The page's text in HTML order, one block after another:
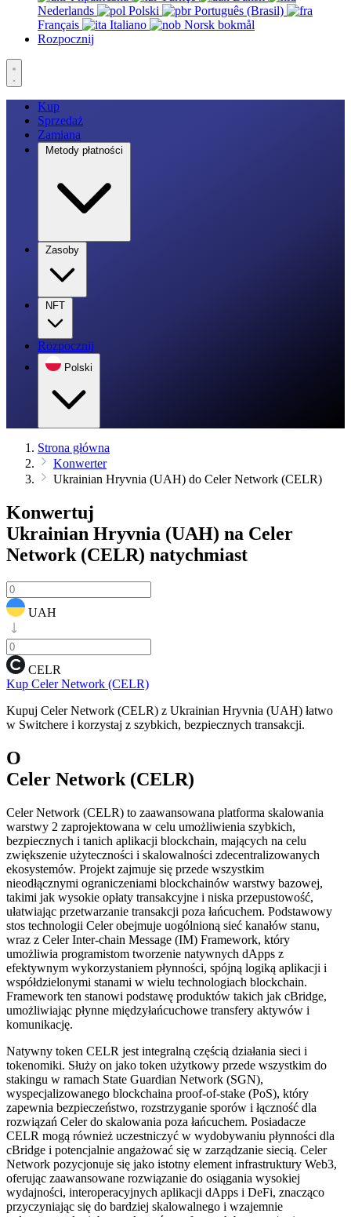
Nederlands
Polski
Português (Brasil)
Français
Italiano
Norsk bokmål
Rozpocznij
Kup
Sprzedaż
Zamiana
Metody płatności
Zasoby
NFT
Rozpocznij
Polski
Strona główna
Konwerter
Ukrainian Hryvnia (UAH) do Celer Network (CELR)
Konwertuj
Ukrainian Hryvnia (UAH) na Celer
Network (CELR) natychmiast
UAH
CELR
Kup Celer Network (CELR)
Kupuj Celer Network (CELR) z Ukrainian Hryvnia (UAH) łatwo
w Switchere i korzystaj z szybkich, bezpiecznych transakcji.
O
Celer Network (CELR)
Celer Network (CELR) to zaawansowana platforma skalowania
warstwy 2 zaprojektowana w celu umożliwienia szybkich,
bezpiecznych i tanich aplikacji blockchain, mających na celu
zwiększenie użyteczności i skalowalności zdecentralizowanych
ekosystemów. Projekt zajmuje się przede wszystkim
nieodłącznymi ograniczeniami blockchainów warstwy bazowej,
takimi jak wysokie opłaty transakcyjne i niska przepustowość,
ułatwiając przetwarzanie transakcji poza łańcuchem. Podstawowy
stos technologii Celer obejmuje uogólnioną sieć kanałów stanu,
wraz z Celer Inter-chain Message (IM) Framework, który
umożliwia programistom tworzenie natywnych dApps z
efektywnym wykorzystaniem płynności, spójną logiką aplikacji i
współdzielonymi stanami w wielu technologiach blockchain.
Framework ten stanowi podstawę produktów takich jak cBridge,
umożliwiając płynne międzyłańcuchowe transfery aktywów i
komunikację.
Natywny token CELR jest integralną częścią działania sieci i
tokenomiki. Służy on jako token użytkowy przede wszystkim do
stakingu w ramach State Guardian Network (SGN),
wyspecjalizowanego blockchaina proof-of-stake (PoS), który
zapewnia bezpieczeństwo, rozstrzyganie sporów i łączność dla
rozwiązań Celer do skalowania poza łańcuchem. Posiadacze
CELR mogą również uczestniczyć w wydobywaniu płynności dla
cBridge i potencjalnie angażować się w zarządzanie siecią. Celer
Network pozycjonuje się jako istotny element infrastruktury Web3,
oferując zaawansowane rozwiązanie do osiągania wysokiej
wydajności, interoperacyjnych aplikacji dApps i DeFi, znacząco
przyczyniając się do bardziej skalowalnego i wzajemnie